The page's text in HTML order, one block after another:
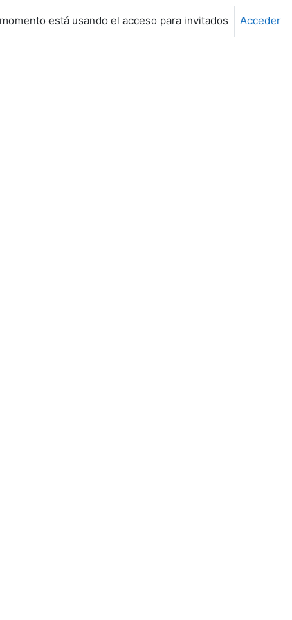
está usando el acceso para invitados Acceder